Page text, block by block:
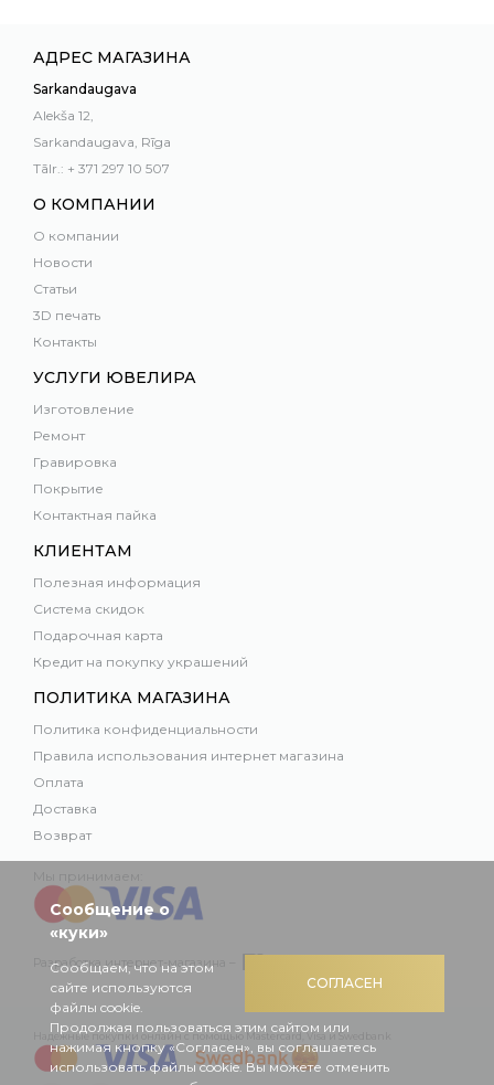
АДРЕС МАГАЗИНА
Sarkandaugava
Alekša 12,
Sarkandaugava, Rīga
Tālr.: + 371 297 10 507
О КОМПАНИИ
О компании
Новости
Статьи
3D печать
Контакты
УСЛУГИ ЮВЕЛИРА
Изготовление
Ремонт
Гравировка
Покрытие
Контактная пайка
КЛИЕНТАМ
Полезная информация
Система скидок
Подарочная карта
Кредит на покупку украшений
ПОЛИТИКА МАГАЗИНА
Политика конфиденциальности
Правила использования интернет магазина
Оплата
Доставка
Возврат
Разработка интернет-магазина –
Надежные покупки онлайн с помощью Mastercard, Visa и Swedbank
СОГЛАСЕН
Сообщение о
«куки»
Сообщаем, что на этом
сайте используются
файлы cookie.
Продолжая пользоваться этим сайтом или
нажимая кнопку «Согласен», вы соглашаетесь
использовать файлы cookie. Вы можете отменить